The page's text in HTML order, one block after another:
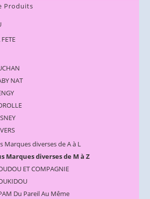
Produits
NAT
Marques diverses de A à L
Marques diverses de M à Z
ET COMPAGNIE
Du Pareil Au Même